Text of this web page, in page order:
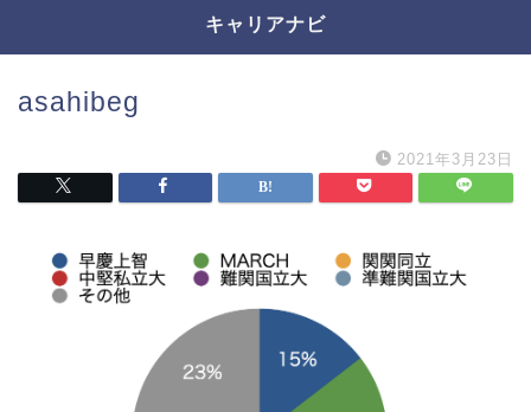
キャリアナビ
asahibeg
2021年3月23日